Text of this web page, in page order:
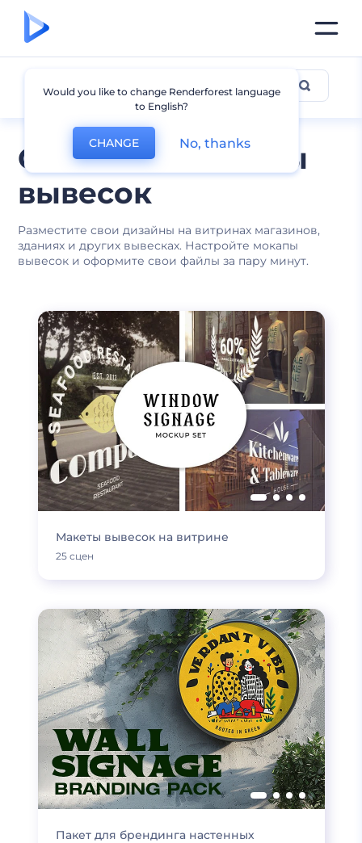
Стильные мокапы
вывесок
Разместите свои дизайны на витринах магазинов,
зданиях и других вывесках. Настройте мокапы
вывесок и оформите свои файлы за пару минут.
Мокапы вывесок
Макеты вывесок на витрине
25 сцен
Пакет для брендинга настенных
Would you like to change Renderforest language
to English?
CHANGE No, thanks